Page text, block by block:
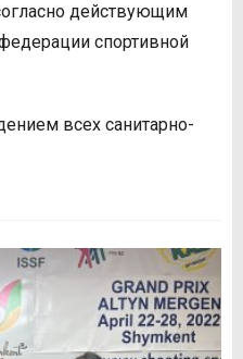
действующим
спортивной
всех санитарно-